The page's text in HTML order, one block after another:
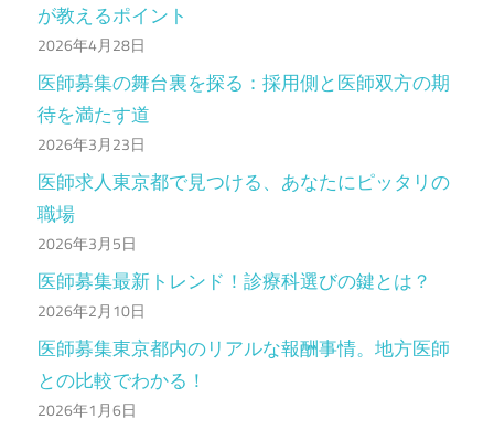
が教えるポイント
2026年4月28日
医師募集の舞台裏を探る：採用側と医師双方の期
待を満たす道
2026年3月23日
医師求人東京都で見つける、あなたにピッタリの
職場
2026年3月5日
医師募集最新トレンド！診療科選びの鍵とは？
2026年2月10日
医師募集東京都内のリアルな報酬事情。地方医師
との比較でわかる！
2026年1月6日